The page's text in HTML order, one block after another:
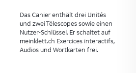
Das Cahier enthält drei Unités
und zwei Télescopes sowie einen
Nutzer-Schlüssel. Er schaltet auf
meinklett.ch Exercices interactifs,
Audios und Wortkarten frei.